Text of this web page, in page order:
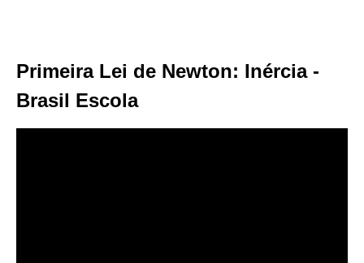
Primeira Lei de Newton: Inércia -
Brasil Escola